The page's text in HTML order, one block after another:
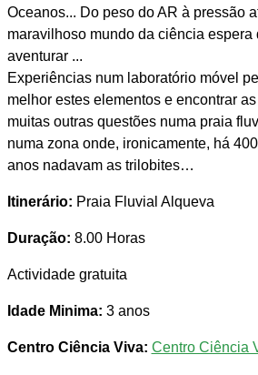
Oceanos... Do peso do AR à pressão
maravilhoso mundo da ciência espera
aventurar ...
Experiências num laboratório móvel
melhor estes elementos e encontrar
muitas outras questões numa praia
numa zona onde, ironicamente, há
anos nadavam as trilobites…
Itinerário: Praia Fluvial Alqueva
Duração: 8.00 Horas
Actividade gratuita
Idade Minima: 3 anos
Centro Ciência Viva: Centro Ciência